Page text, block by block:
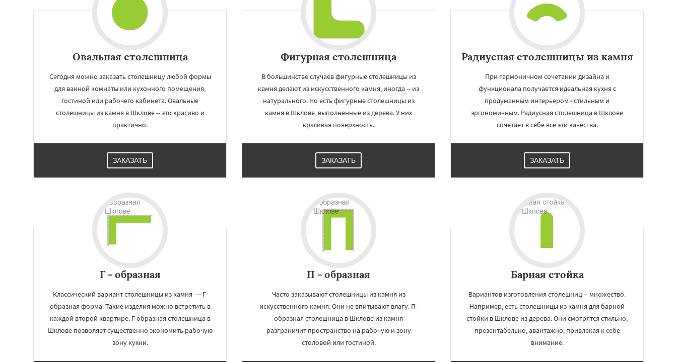
Работаем по
×
Мстиславль Славгород Чаусы Чериков
Овальная столешница
Сегодня можно заказать столешницу любой формы
для ванной комнаты или кухонного помещения,
гостиной или рабочего кабинета. Овальные
столешницы из камня в Шклове -- это красиво и
практично.
ЗАКАЗАТЬ
Фигурная столешница
В большинстве случаев фигурные столешницы из
камня делают из искусственного камня, иногда -- из
натурального. Но есть фигурные столешницы из
камня в Шклове, выполненные из дерева. У них
красивая поверхность.
ЗАКАЗАТЬ
Радиусная столешницы из камня
При гармоничном сочетании дизайна и
функционала получается идеальная кухня с
продуманным интерьером - стильным и
эргономичным. Радиусная столешница в Шклове
сочетает в себе все эти качества.
ЗАКАЗАТЬ
Г - образная
Классический вариант столешницы из камня — Г-
образная форма. Такие изделия можно встретить в
каждой второй квартире. Г-образная столешница в
Шклове позволяет существенно экономить рабочую
зону кухни.
П - образная
Часто заказывают столешницы из камня из
искусственного камня. Они не впитывают влагу. П-
образная столешница в Шклове из камня
разграничит пространство на рабочую и зону
столовой или гостиной.
Барная стойка
Вариантов изготовления столешниц -- множество.
Например, есть столешницы из камня для барной
стойки в Шклове из дерева. Они смотрятся стильно,
презентабельно, авантажно, привлекая к себе
внимание.
УЗНАТЬ ПОДРОБНЕЕ ×
Даю согласие на обработку персональных данных